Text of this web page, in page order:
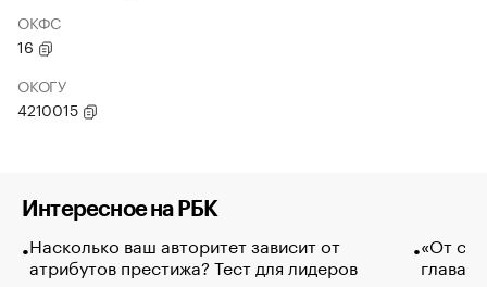
ОКФС
16
ОКОГУ
4210015
Интересное на РБК
Насколько ваш авторитет зависит от
атрибутов престижа? Тест для лидеров
«От
глава